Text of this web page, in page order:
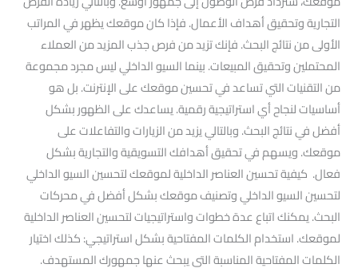
التجارية وتحقيق أهداف الأعمال. فإذا كان موقعك يظهر في المراتب
الأولى من نتائج البحث. فإنك تزيد من فرص جذب المزيد من العملاء
المحتملين وتحقيق المبيعات. بينما السيو الداخلي ليس مجرد مجموعة
من التقنيات التي تساعد في تحسين موقعك على الإنترنت. بل هو
أساسيات لنجاح أي استراتيجية رقمية. يساعدك على الظهور بشكل
أفضل في نتائج البحث. وبالتالي يزيد من الزيارات والتفاعلات على
موقعك. ويسهم في تحقيق أهدافك التسويقية والتجارية بشكل
فعال. كيفية تحسين العناصر الداخلية لموقعك لتحسين السيو الداخلي
لتحسين السيو الداخلي وتصنيف موقعك بشكل أفضل في محركات
البحث. يمكنك اتباع عدة خطوات واستراتيجيات لتحسين العناصر الداخلية
لموقعك. استخدام الكلمات المفتاحية بشكل استراتيجي: كذلك اختيار
الكلمات المفتاحية المناسبة التي يبحث عنها جمهورك المستهدف.